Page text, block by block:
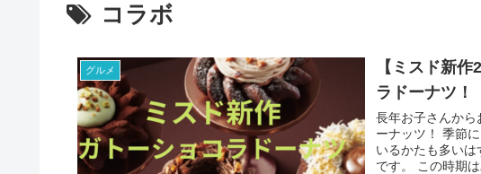
コラボ
グルメ
【ミスド新
ラドーナツ！
長年お子さんから
ーナッツ！ 季節
いるかたも多い
です。 この時期は